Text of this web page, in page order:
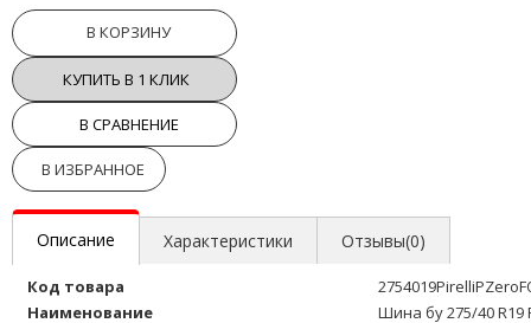
В КОРЗИНУ
КУПИТЬ В 1 КЛИК
В СРАВНЕНИЕ
В ИЗБРАННОЕ
Описание Характеристики Отзывы(0)
Код товара
Наименование
Шина бу 275/40 R19